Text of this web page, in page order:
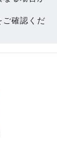
ご確認くだ